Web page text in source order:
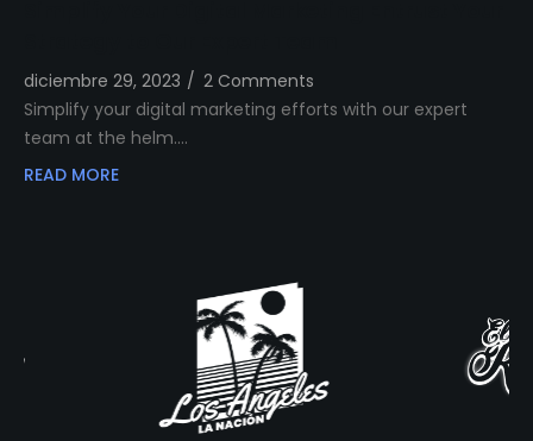
diciembre 29, 2023 / 2 Comments
Simplify your digital marketing efforts with our expert
team at the helm.…
READ MORE